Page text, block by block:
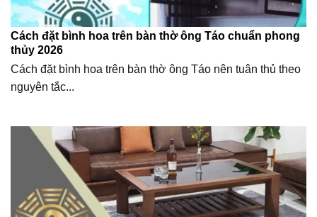
Cách đặt bình hoa trên bàn thờ ông Táo chuẩn phong
thủy 2026
Cách đặt bình hoa trên bàn thờ ông Táo nên tuân thủ theo
nguyên tắc...